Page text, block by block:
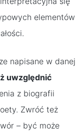
elementów
napisane w danej
uwzględnić
z biografii
Zwróć też
– być może